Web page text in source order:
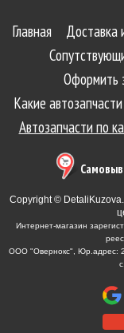
Главная Доставка
Оформить
Какие
Автозапчасти по
Copyright ©
Интернет-магазин
ООО "Овернокс", Юр.адрес: